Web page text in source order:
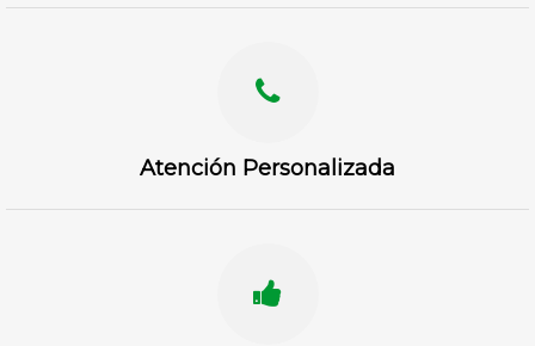
Atención Personalizada